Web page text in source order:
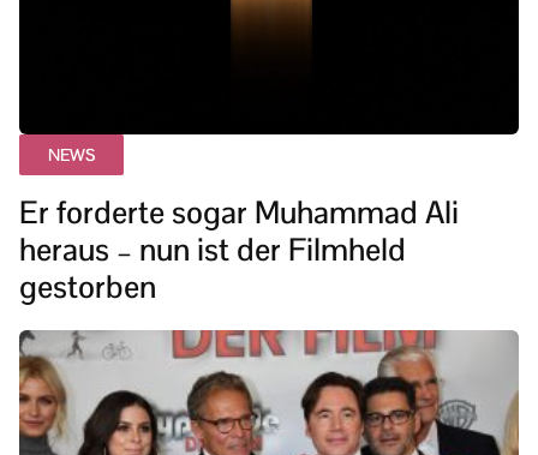
NEWS
Er forderte sogar Muhammad Ali
heraus – nun ist der Filmheld
gestorben